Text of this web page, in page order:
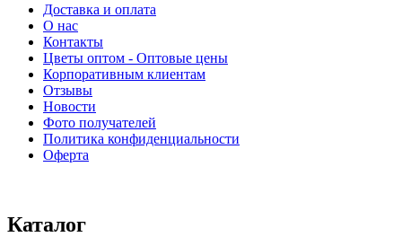
Доставка и оплата
О нас
Контакты
Цветы оптом - Оптовые цены
Корпоративным клиентам
Отзывы
Новости
Фото получателей
Политика конфиденциальности
Оферта
Каталог